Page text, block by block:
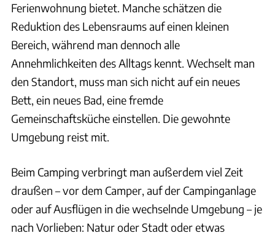
Ferienwohnung bietet. Manche schätzen die
Reduktion des Lebensraums auf einen kleinen
Bereich, während man dennoch alle
Annehmlichkeiten des Alltags kennt. Wechselt man
den Standort, muss man sich nicht auf ein neues
Bett, ein neues Bad, eine fremde
Gemeinschaftsküche einstellen. Die gewohnte
Umgebung reist mit.
Beim Camping verbringt man außerdem viel Zeit
draußen – vor dem Camper, auf der Campinganlage
oder auf Ausflügen in die wechselnde Umgebung – je
nach Vorlieben: Natur oder Stadt oder etwas